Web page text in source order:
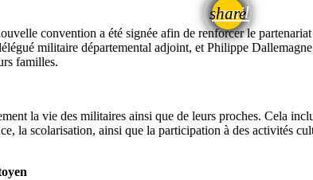
share
email
convention a été signée afin de renforcer le
militaire départemental adjoint, et Philippe
familles.
la vie des militaires ainsi que de leurs proches. Cela
la scolarisation, ainsi que la participation à des activités